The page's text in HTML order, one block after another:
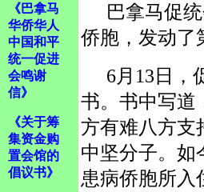
《巴拿马
华侨华人
中国和平
统一促进
会鸣谢
信》
《关于筹
集资金购
置会馆的
倡议书》
巴拿马促
侨胞，发动了
6月13日，
书。书中写道
方有难八方支
中坚分子。如
患病侨胞所入